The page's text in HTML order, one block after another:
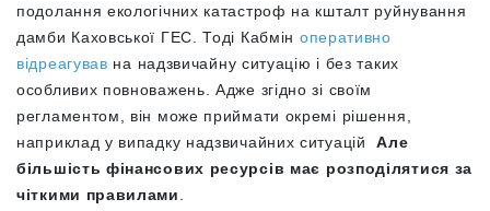
подолання екологічних катастроф на кшталт руйнування
дамби Каховської ГЕС. Тоді Кабмін оперативно
відреагував на надзвичайну ситуацію і без таких
особливих повноважень. Адже згідно зі своїм
регламентом, він може приймати окремі рішення,
наприклад у випадку надзвичайних ситуаційАле
більшість фінансових ресурсів має розподілятися за
чіткими правилами